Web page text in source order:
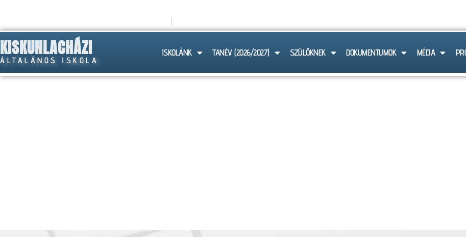
KISKUNLACHÁZI
ÁLTALÁNOS ISKOLA
ISKOLÁNK TANÉV (2026/2027) SZÜLŐKNEK DOKUMENTUMOK MÉDIA